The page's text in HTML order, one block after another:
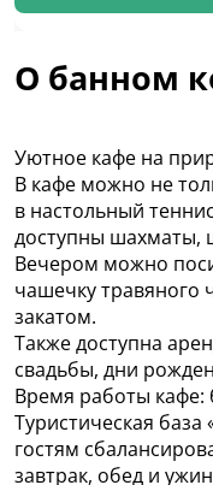
О банном
Уютное кафе на
В кафе можно не
в настольный
доступны шахматы,
Вечером можно
чашечку травяного
закатом.
Также доступна
свадьбы, дни
Время работы кафе:
Туристическая
гостям
завтрак, обед и